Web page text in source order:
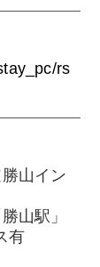
rs
山イン
山駅」
有